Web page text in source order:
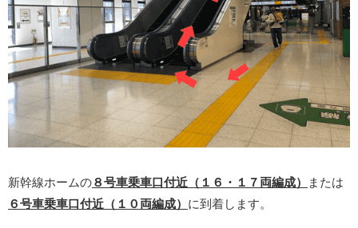
新幹線ホームの８号車乗車口付近（１６・１７両編成）
または
６号車乗車口付近（１０両編成） に到着します。